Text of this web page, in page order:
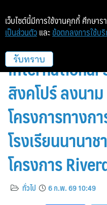
MBK จับมือ
International
สิงคโปร์ ลงนา
โครงการทางก
โรงเรียนนานา
โครงการ
ทั่วไป 6 ก.พ. 69 10:49
เว็บไซต์นี้มีการใช้งานคุกกี้ ศึกษาร
เป็นส่วนตัว และ ข้อตกลงการใช้บริ
รับทราบ